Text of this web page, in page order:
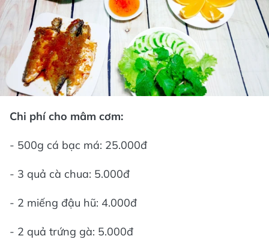
Chi phí cho mâm cơm:
- 500g cá bạc má: 25.000đ
- 3 quả cà chua: 5.000đ
- 2 miếng đậu hũ: 4.000đ
- 2 quả trứng gà: 5.000đ